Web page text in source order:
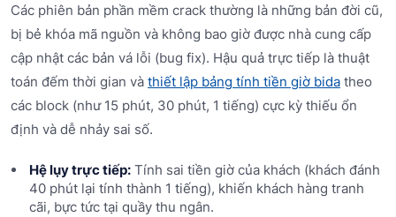
Các phiên bản phần mềm crack thường là những bản đời cũ,
bị bẻ khóa mã nguồn và không bao giờ được nhà cung cấp
cập nhật các bản vá lỗi (bug fix). Hậu quả trực tiếp là thuật
toán đếm thời gian và thiết lập bảng tính tiền giờ bida theo
các block (như 15 phút, 30 phút, 1 tiếng) cực kỳ thiếu ổn
định và dễ nhảy sai số.
Hệ lụy trực tiếp:Tính sai tiền giờ của khách (khách đánh
40 phút lại tính thành 1 tiếng), khiến khách hàng tranh
cãi, bực tức tại quầy thu ngân.